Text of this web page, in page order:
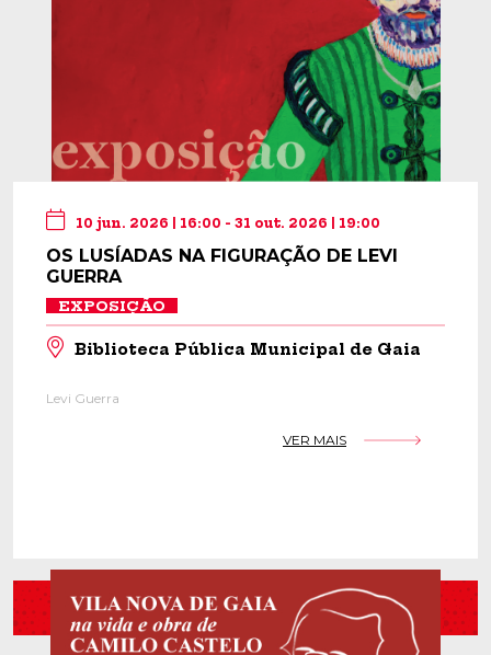
10 jun. 2026 | 16:00 - 31 out. 2026 | 19:00
OS LUSÍADAS NA FIGURAÇÃO DE LEVI
GUERRA
EXPOSIÇÃO
Biblioteca Pública Municipal de Gaia
Levi Guerra
VER MAIS